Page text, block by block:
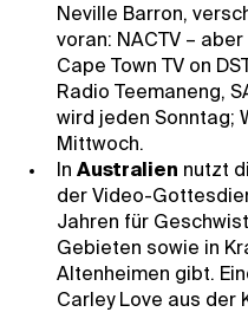
Neville Barron,
voran: NACTV –
Cape Town TV on
Radio Teemaneng,
wird jeden Sonntag;
Mittwoch.
In Australien nutzt
der Video-
Jahren für
Gebieten sowie in
Altenheimen gibt.
Carley Love aus der